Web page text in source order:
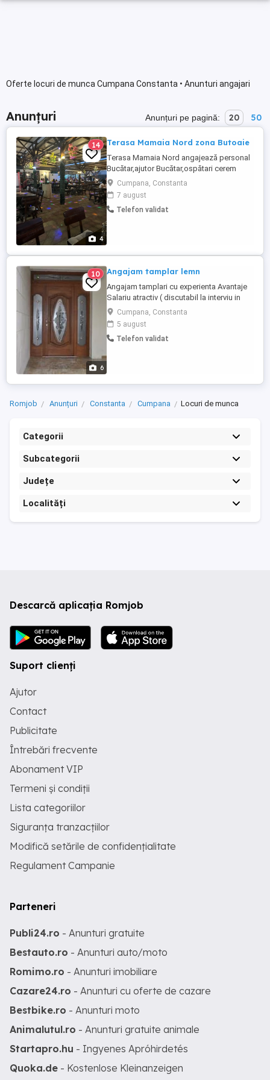
Oferte locuri de munca Cumpana Constanta • Anunturi angajari
Anunțuri Anunțuri pe pagină: 20 50
4
14 Terasa Mamaia Nord zona Butoaie
Terasa Mamaia Nord angajează personal
Bucătar,ajutor Bucătar,ospătari cerem
seriozitate detalii la nr telefon
Cumpana, Constanta
7 august
Telefon validat
6
10 Angajam tamplar lemn
Angajam tamplari cu experienta Avantaje
Salariu atractiv ( discutabil la interviu in
funcție de experiența) contract de muncă;
transport gratuit, mediu curat și liniștit
program de lucru : 8:00 - 17 M-ai multe
detalii la nr. de tel : ( ) (în intervalul 9:00 -
Cumpana, Constanta
5 august
Telefon validat
Romjob Anunțuri Constanta Cumpana Locuri de munca
Categorii
Subcategorii
Județe
Localități
Descarcă aplicația Romjob
Suport clienți
Ajutor
Contact
Publicitate
Întrebări frecvente
Abonament VIP
Termeni și condiții
Lista categoriilor
Siguranța tranzacțiilor
Modifică setările de confidențialitate
Regulament Campanie
Parteneri
Publi24.ro - Anunturi gratuite
Bestauto.ro - Anunturi auto/moto
Romimo.ro - Anunturi imobiliare
Cazare24.ro - Anunturi cu oferte de cazare
Bestbike.ro - Anunturi moto
Animalutul.ro - Anunturi gratuite animale
Startapro.hu - Ingyenes Apróhirdetés
Quoka.de - Kostenlose Kleinanzeigen